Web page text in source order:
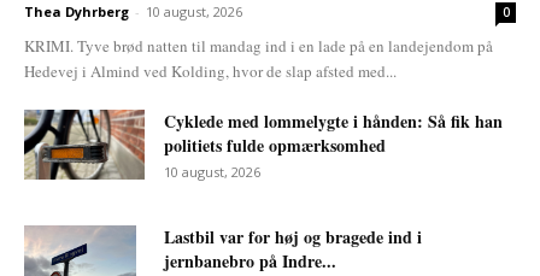
Thea Dyhrberg - 10 august, 2026 0
KRIMI. Tyve brød natten til mandag ind i en lade på en landejendom på
Hedevej i Almind ved Kolding, hvor de slap afsted med...
Cyklede med lommelygte i hånden: Så fik han
politiets fulde opmærksomhed
10 august, 2026
Lastbil var for høj og bragede ind i
jernbanebro på Indre...